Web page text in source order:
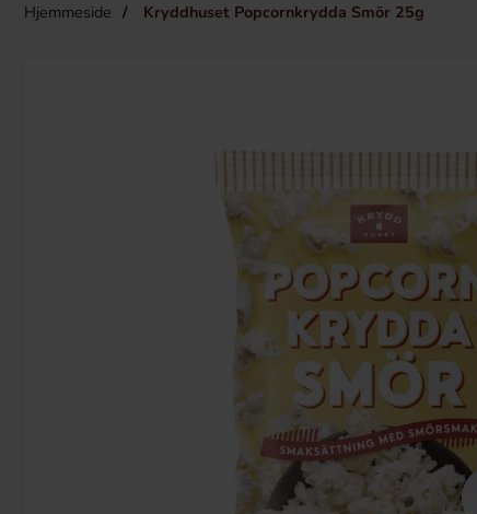
Hjemmeside Kryddhuset Popcornkrydda Smör 25g
Daim Mini 1kg Red Bull